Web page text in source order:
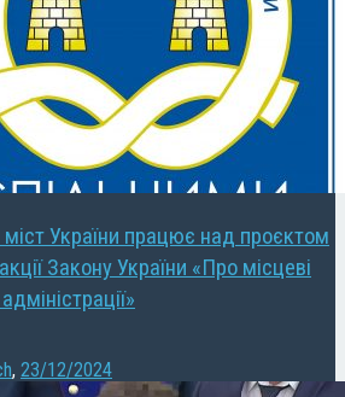
міст України працює над проєктом
Закону України «Про місцеві
, 23/12/2024